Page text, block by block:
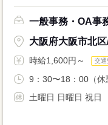
一般事務・OA事
大阪府大阪市北区
時給1,600円～ 交通
9：30〜18：00（休
土曜日 日曜日 祝日